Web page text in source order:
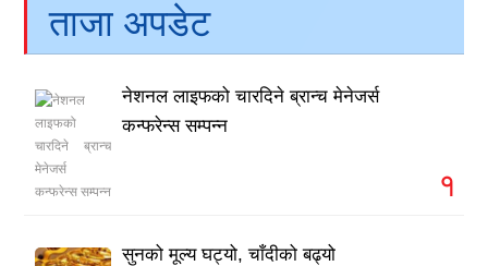
ताजा अपडेट
नेशनल लाइफको चारदिने ब्रान्च मेनेजर्स
कन्फरेन्स सम्पन्न
१
सुनको मूल्य घट्यो, चाँदीको बढ्यो